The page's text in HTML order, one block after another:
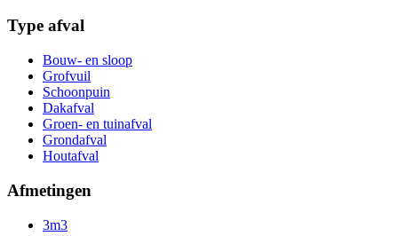
Type afval
Bouw- en sloop
Grofvuil
Schoonpuin
Dakafval
Groen- en tuinafval
Grondafval
Houtafval
Afmetingen
3m3